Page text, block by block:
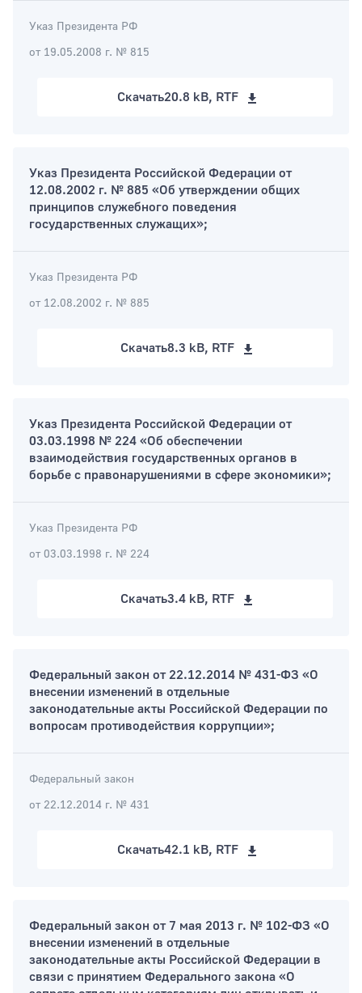
Указ Президента РФ
от 19.05.2008 г. № 815
Скачать20.8 kB, RTF
Указ Президента Российской Федерации от
12.08.2002 г. № 885 «Об утверждении общих
принципов служебного поведения
государственных служащих»;
Указ Президента РФ
от 12.08.2002 г. № 885
Скачать8.3 kB, RTF
Указ Президента Российской Федерации от
03.03.1998 № 224 «Об обеспечении
взаимодействия государственных органов в
борьбе с правонарушениями в сфере экономики»;
Указ Президента РФ
от 03.03.1998 г. № 224
Скачать3.4 kB, RTF
Федеральный закон от 22.12.2014 № 431-ФЗ «О
внесении изменений в отдельные
законодательные акты Российской Федерации по
вопросам противодействия коррупции»;
Федеральный закон
от 22.12.2014 г. № 431
Скачать42.1 kB, RTF
Федеральный закон от 7 мая 2013 г. № 102-ФЗ «О
внесении изменений в отдельные
законодательные акты Российской Федерации в
связи с принятием Федерального закона «О